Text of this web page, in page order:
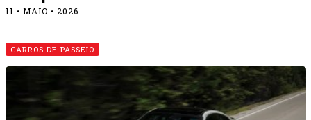
11 • MAIO • 2026
CARROS DE PASSEIO